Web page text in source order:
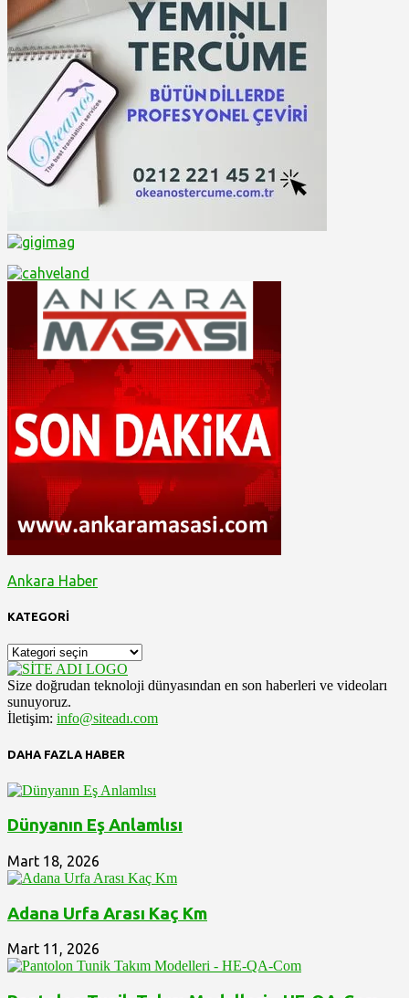
Ankara Haber
KATEGORİ
KATEGORİ
Size doğrudan teknoloji dünyasından en son haberleri ve videoları
sunuyoruz.
İletişim: info@siteadı.com
DAHA FAZLA HABER
Dünyanın Eş Anlamlısı
Mart 18, 2026
Adana Urfa Arası Kaç Km
Mart 11, 2026